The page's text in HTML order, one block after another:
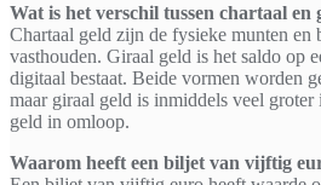
Wat is het verschil tussen chartaal en
Chartaal geld zijn de fysieke munten en
vasthouden. Giraal geld is het saldo op
digitaal bestaat. Beide vormen worden
maar giraal geld is inmiddels veel
geld in omloop.
Waarom heeft een biljet van vijftig